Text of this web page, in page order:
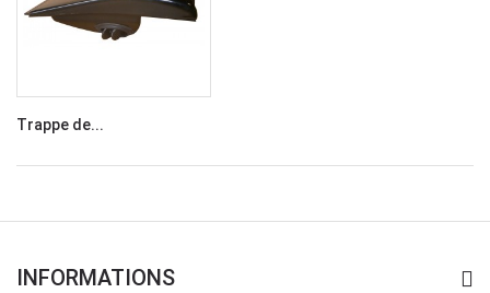
Trappe de...
INFORMATIONS